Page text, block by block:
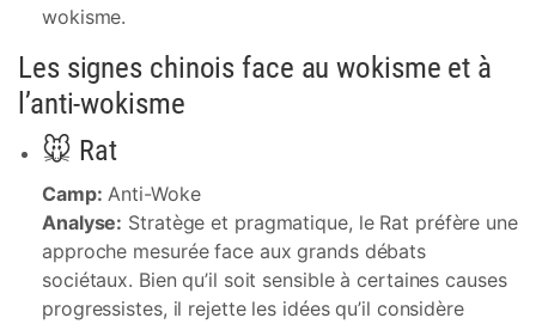
wokisme.
Les signes chinois face au wokisme et à
l’anti-wokisme
🐭 Rat
Camp: Anti-Woke
Analyse: Stratège et pragmatique, le Rat préfère une
approche mesurée face aux grands débats
sociétaux. Bien qu’il soit sensible à certaines causes
progressistes, il rejette les idées qu’il considère